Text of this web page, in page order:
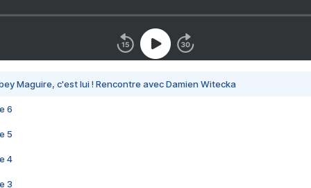
Maguire, c'est lui ! Rencontre avec Damien Witecka
6
5
4
3